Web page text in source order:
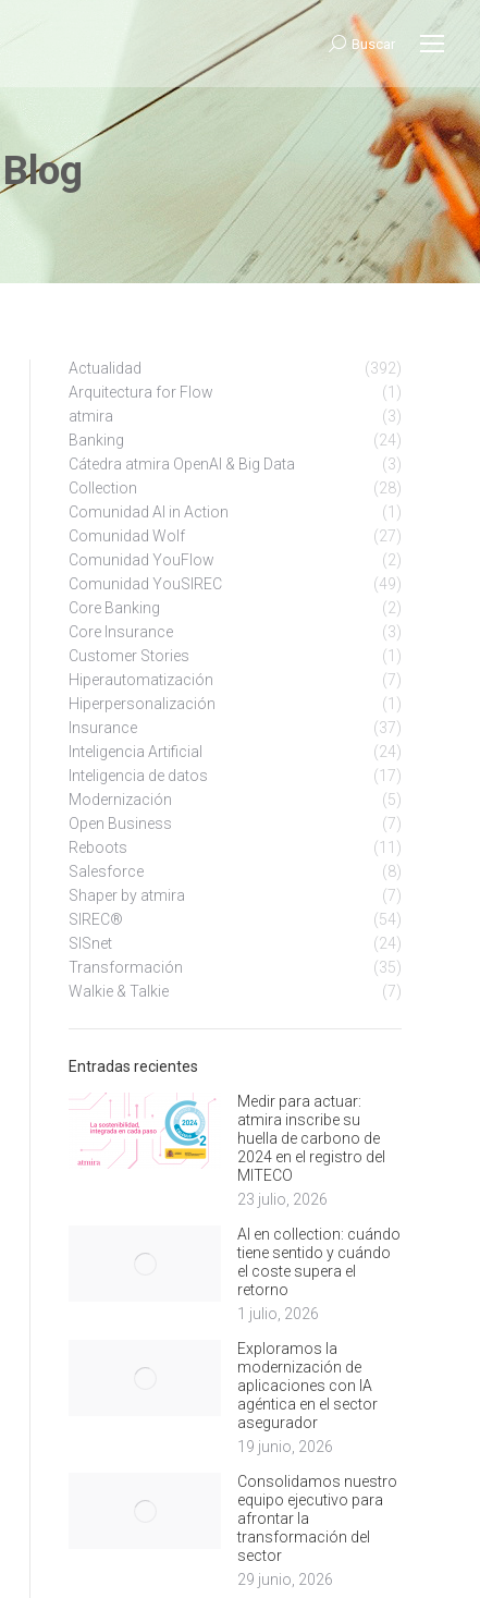
Buscar:
Buscar
Actualidad
(392)
Arquitectura for Flow
(1)
atmira
(3)
Banking
(24)
Cátedra atmira OpenAI & Big Data
(3)
Collection
(28)
Comunidad AI in Action
(1)
Comunidad Wolf
(27)
Comunidad YouFlow
(2)
Comunidad YouSIREC
(49)
Core Banking
(2)
Core Insurance
(3)
Customer Stories
(1)
Hiperautomatización
(7)
Hiperpersonalización
(1)
Insurance
(37)
Inteligencia Artificial
(24)
Inteligencia de datos
(17)
Modernización
(5)
Open Business
(7)
Reboots
(11)
Salesforce
(8)
Shaper by atmira
(7)
SIREC®
(54)
SISnet
(24)
Transformación
(35)
Walkie & Talkie
(7)
Entradas recientes
Medir para actuar:
atmira inscribe su
huella de carbono de
2024 en el registro del
MITECO
23 julio, 2026
AI en collection: cuándo
tiene sentido y cuándo
el coste supera el
retorno
1 julio, 2026
Exploramos la
modernización de
aplicaciones con IA
agéntica en el sector
asegurador
19 junio, 2026
Consolidamos nuestro
equipo ejecutivo para
afrontar la
transformación del
sector
29 junio, 2026